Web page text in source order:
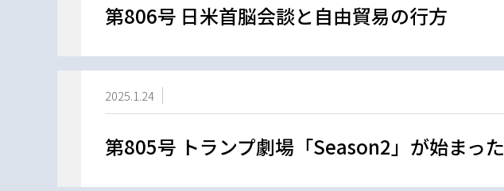
第806号 日米首脳会談と自由貿易の行方
2025.1.24
第805号 トランプ劇場「Season2」が始まった